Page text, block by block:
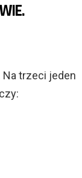
Na trzeci jeden